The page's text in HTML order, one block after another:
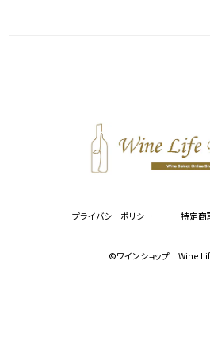
プライバシーポリシー 特定商
©︎ワインショップ Wine